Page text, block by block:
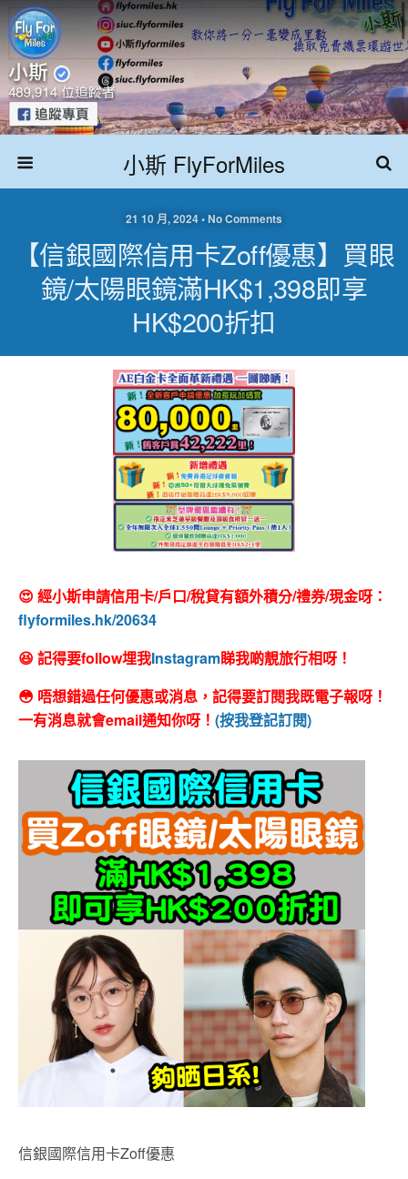
小斯 FlyForMiles
21 10 月, 2024 • No Comments
【信銀國際信用卡Zoff優惠】買眼
鏡/太陽眼鏡滿HK$1,398即享
HK$200折扣
😍 經小斯申請信用卡/戶口/稅貸有額外積分/禮券/現金呀：
flyformiles.hk/20634
😆 記得要follow埋我Instagram睇我啲靚旅行相呀！
😳 唔想錯過任何優惠或消息，記得要訂閱我既電子報呀！
一有消息就會email通知你呀！ (按我登記訂閱)
信銀國際信用卡Zoff優惠